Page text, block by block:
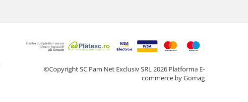
©Copyright SC Pam Net Exclusiv SRL 2026 Platforma E-
commerce by Gomag